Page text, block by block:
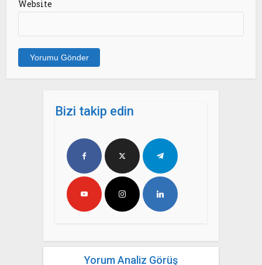
Website
Bizi takip edin
Yorum Analiz Görüş